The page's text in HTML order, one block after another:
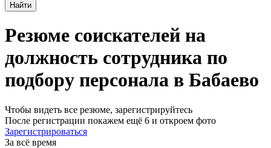
Найти
Резюме соискателей на
должность сотрудника по
подбору персонала в Бабаево
Чтобы видеть все резюме, зарегистрируйтесь
После регистрации покажем ещё 6 и откроем фото
Зарегистрироваться
За всё время